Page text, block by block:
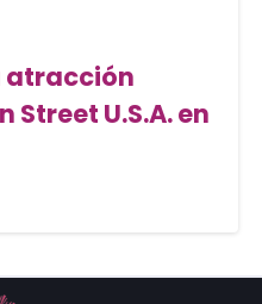
atracción
U.S.A. en